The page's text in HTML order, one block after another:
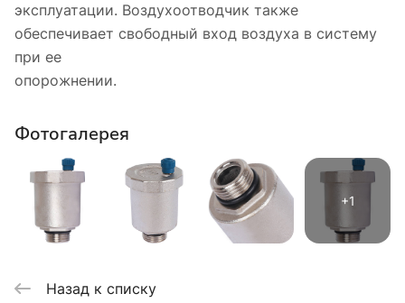
эксплуатации. Воздухоотводчик также
обеспечивает свободный вход воздуха в систему
при ее
опорожнении.
Фотогалерея
Назад к списку